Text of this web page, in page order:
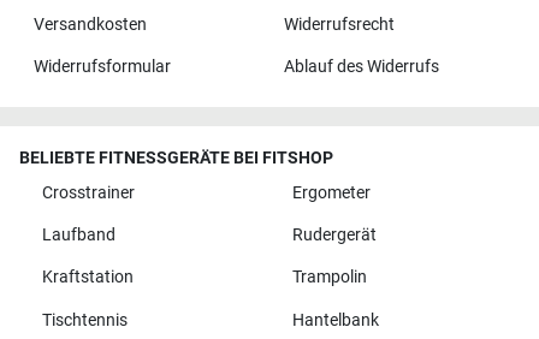
Versandkosten Widerrufsrecht
Widerrufsformular Ablauf des Widerrufs
BELIEBTE FITNESSGERÄTE BEI FITSHOP
Crosstrainer
Ergometer
Laufband Rudergerät
Kraftstation Trampolin
Tischtennis Hantelbank